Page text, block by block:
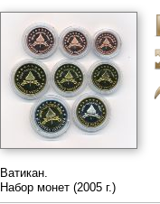
Ватикан.
Набор монет (2005 г.)